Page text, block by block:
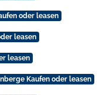
oder leasen
leasen
leasen
Kaufen oder leasen